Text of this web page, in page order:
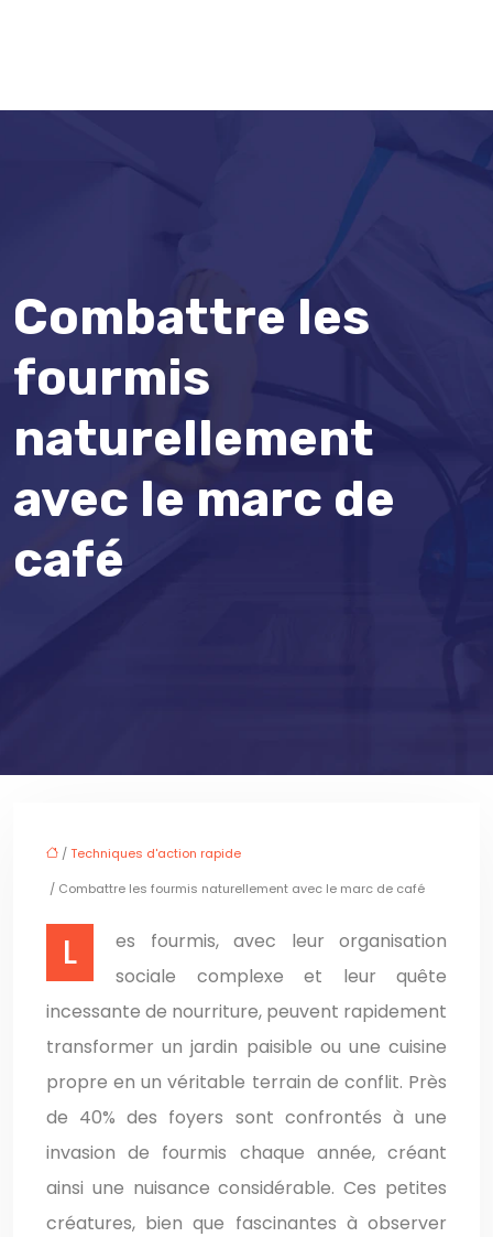
Combattre les
fourmis
naturellement
avec le marc de
café
/Techniques d'action rapide
/ Combattre les fourmis naturellement avec le marc de café
Les fourmis, avec leur organisation
sociale complexe et leur quête
incessante de nourriture, peuvent rapidement
transformer un jardin paisible ou une cuisine
propre en un véritable terrain de conflit. Près
de 40% des foyers sont confrontés à une
invasion de fourmis chaque année, créant
ainsi une nuisance considérable. Ces petites
créatures, bien que fascinantes à observer